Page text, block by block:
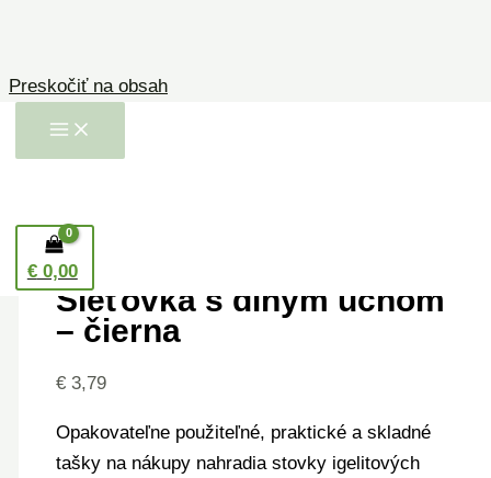
Preskočiť na obsah
€0,00
Plátené tašky a vrecká
Sieťovka s dlhým uchom
– čierna
€ 3,79
Opakovateľne použiteľné, praktické a skladné
tašky na nákupy nahradia stovky igelitových